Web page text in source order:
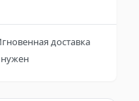
доставка
нужен